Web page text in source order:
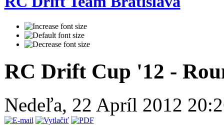
RC Drift Cup '12 -
Nedeľa, 22 Apríl 2012